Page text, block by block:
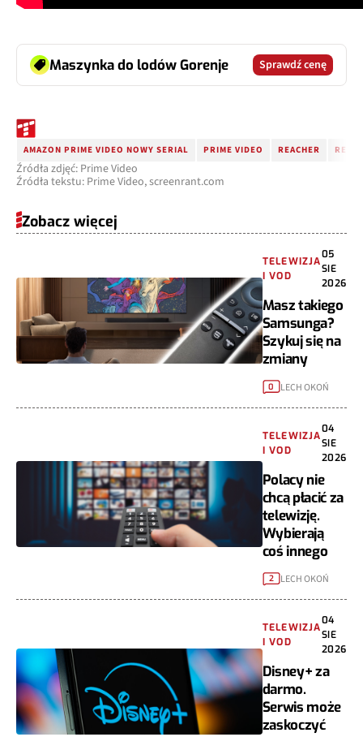
Maszynka do lodów Gorenje Sprawdź cenę
AMAZON PRIME VIDEO NOWY SERIAL PRIME VIDEO REACHER
Źródła zdjęć: Prime Video
Źródła tekstu: Prime Video, screenrant.com
Zobacz więcej
TELEWIZJA
I VOD
05
SIE
2026
Masz takiego
Samsunga?
Szykuj się na
zmiany
0 LECH OKOŃ
TELEWIZJA
I VOD
04
SIE
2026
Polacy nie
chcą płacić za
telewizję.
Wybierają
coś innego
2 LECH OKOŃ
TELEWIZJA
I VOD
04
SIE
2026
Disney+ za
darmo.
Serwis może
zaskoczyć